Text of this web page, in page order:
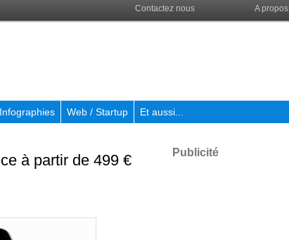
Contactez nous A propos
Infographies Web / Startup Et aussi...
à partir de 499 € Publicité